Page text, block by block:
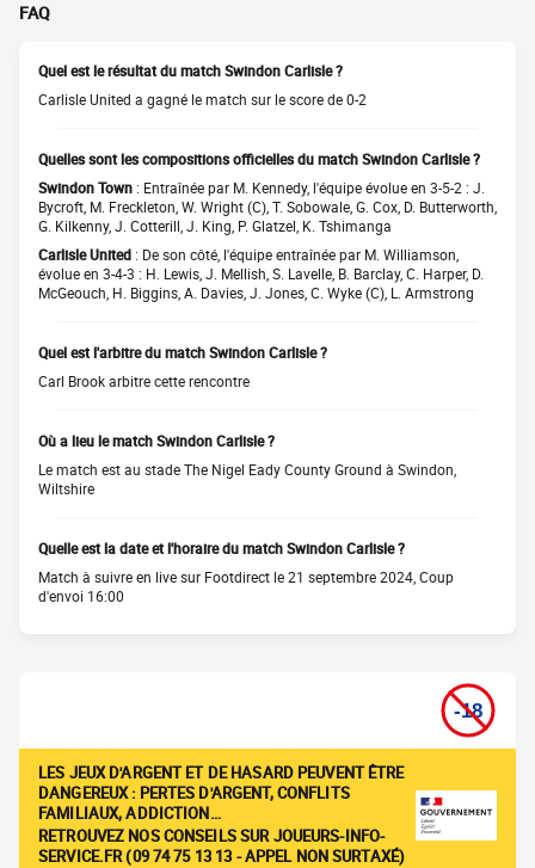
FAQ
Quel est le résultat du match Swindon Carlisle ?
Carlisle United a gagné le match sur le score de 0-2
Quelles sont les compositions officielles du match Swindon Carlisle ?
Swindon Town : Entraînée par M. Kennedy, l'équipe évolue en 3-5-2 : J.
Bycroft, M. Freckleton, W. Wright (C), T. Sobowale, G. Cox, D. Butterworth,
G. Kilkenny, J. Cotterill, J. King, P. Glatzel, K. Tshimanga
Carlisle United : De son côté, l'équipe entraînée par M. Williamson,
évolue en 3-4-3 : H. Lewis, J. Mellish, S. Lavelle, B. Barclay, C. Harper, D.
McGeouch, H. Biggins, A. Davies, J. Jones, C. Wyke (C), L. Armstrong
Quel est l'arbitre du match Swindon Carlisle ?
Carl Brook arbitre cette rencontre
Où a lieu le match Swindon Carlisle ?
Le match est au stade The Nigel Eady County Ground à Swindon,
Wiltshire
Quelle est la date et l'horaire du match Swindon Carlisle ?
Match à suivre en live sur Footdirect le 21 septembre 2024, Coup
d'envoi 16:00
LES JEUX D'ARGENT ET DE HASARD PEUVENT ÊTRE
DANGEREUX : PERTES D'ARGENT, CONFLITS
FAMILIAUX, ADDICTION…
RETROUVEZ NOS CONSEILS SUR JOUEURS-INFO-
SERVICE.FR (09 74 75 13 13 - APPEL NON SURTAXÉ)